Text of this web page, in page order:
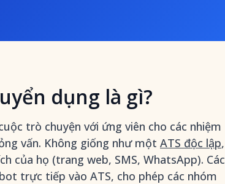
dụng là gì?
trò chuyện với ứng viên cho các nhiệm
vấn. Không giống như một ATS độc lập,
của họ (trang web, SMS, WhatsApp). Các
trực tiếp vào ATS, cho phép các nhóm